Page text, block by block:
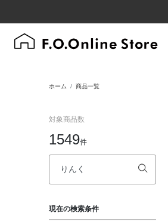
ホーム 商品一覧
対象商品数
1549件
現在の検索条件